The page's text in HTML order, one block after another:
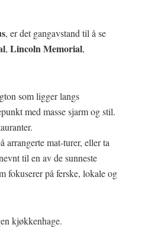
, er det gangavstand til å se
, Lincoln Memorial,
som ligger langs
med masse sjarm og stil.
arrangerte mat-turer, eller ta
til en av de sunneste
fokuserer på ferske, lokale og
kjøkkenhage.